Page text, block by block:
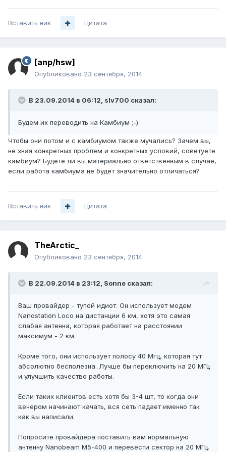
Вставить ник Цитата
[anp/hsw]
Опубликовано 23 сентября, 2014
В 23.09.2014 в 06:12, slv700 сказал:
Будем их переводить на Камбиум ;-).
Чтобы они потом и с камбиумом также мучались? Зачем вы,
не зная конкретных проблем и конкретных условий, советуете
камбиум? Будете ли вы материально ответственным в случае,
если работа камбиума не будет значительно отличаться?
Вставить ник Цитата
TheArctic_
Опубликовано 23 сентября, 2014
В 22.09.2014 в 23:12, Sonne сказал:
Ваш провайдер - тупой идиот. Он использует модем
Nanostation Loco на дистанции 6 км, хотя это самая
слабая антенна, которая работает на расстоянии
максимум - 2 км.
Кроме того, они использует полосу 40 Мгц, которая тут
абсолютно бесполезна. Лучше бы переключить на 20 МГц
и улучшить качество работы.
Если таких клиентов есть хотя бы 3-4 шт, то когда они
вечером начинают качать, вся сеть падает именно так
как вы написали.
Попросите провайдера поставить вам нормальную
антенну Nanobeam M5-400 и перевести сектор на 20 МГц.